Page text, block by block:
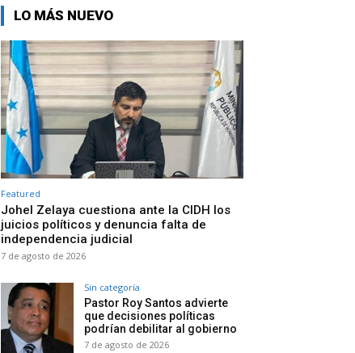
LO MÁS NUEVO
Featured
Johel Zelaya cuestiona ante la CIDH los
juicios políticos y denuncia falta de
independencia judicial
7 de agosto de 2026
Sin categoría
Pastor Roy Santos advierte
que decisiones políticas
podrían debilitar al gobierno
7 de agosto de 2026